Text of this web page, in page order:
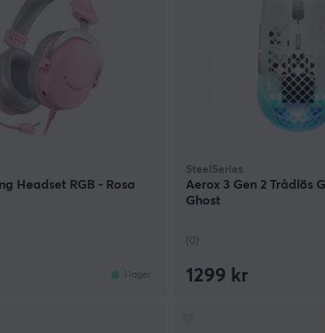
Headset RGB - Rosa
I lager
SteelSeries
Aerox 3 Gen 2 Trådlös
Ghost
(0)
1299 kr